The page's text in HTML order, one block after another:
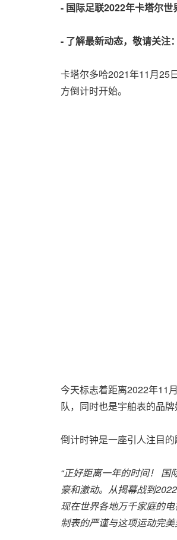
- 国际足联2022年卡塔尔世
- 了解最新动态，敬请关注：
卡塔尔多哈2021年11月25
方倒计时开始。
今天标志着距离2022年11
队，同时也是宇舶表的品
倒计时钟是一座引人注目
“正好距离一年的时间！ 国
豪和激动。从揭幕战到2022
现在世界各地万千家庭的
制表的严谨与这项运动完